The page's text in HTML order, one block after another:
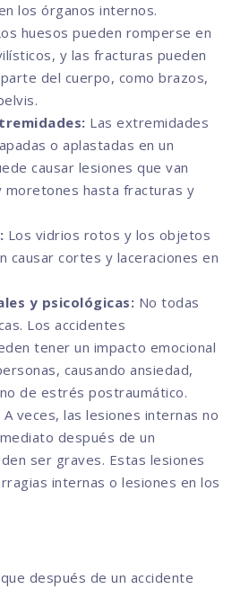
los órganos internos.
huesos pueden romperse en
y las fracturas pueden
del cuerpo, como brazos,
Las extremidades
o aplastadas en un
causar lesiones que van
moretones hasta fracturas y
Los vidrios rotos y los objetos
causar cortes y laceraciones en
y psicológicas: No todas
Los accidentes
tener un impacto emocional
causando ansiedad,
de estrés postraumático.
A veces, las lesiones internas no
después de un
ser graves. Estas lesiones
internas o lesiones en los
después de un accidente